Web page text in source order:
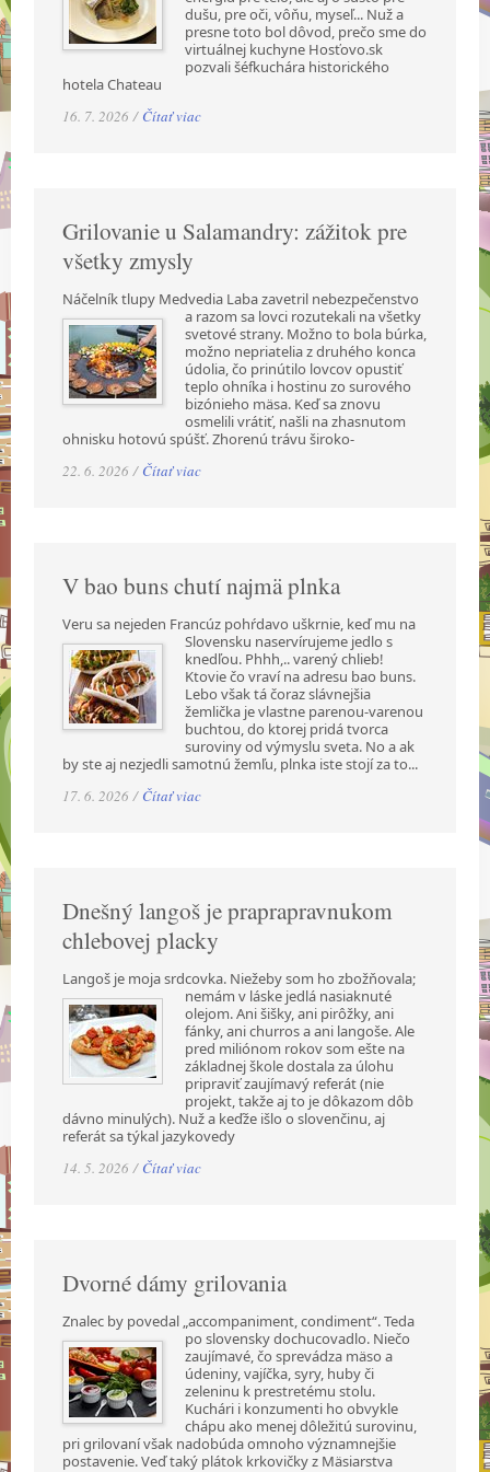
dušu, pre oči, vôňu, myseľ... Nuž a
presne toto bol dôvod, prečo sme do
virtuálnej kuchyne Hosťovo.sk
pozvali šéfkuchára historického
hotela Chateau
16. 7. 2026 / Čítať viac
Grilovanie u Salamandry: zážitok pre
všetky zmysly
Náčelník tlupy Medvedia Laba zavetril nebezpečenstvo
a razom sa lovci rozutekali na všetky
svetové strany. Možno to bola búrka,
možno nepriatelia z druhého konca
údolia, čo prinútilo lovcov opustiť
teplo ohníka i hostinu zo surového
bizónieho mäsa. Keď sa znovu
osmelili vrátiť, našli na zhasnutom
ohnisku hotovú spúšť. Zhorenú trávu široko-
22. 6. 2026 / Čítať viac
V bao buns chutí najmä plnka
Veru sa nejeden Francúz pohŕdavo uškrnie, keď mu na
Slovensku naservírujeme jedlo s
knedľou. Phhh,.. varený chlieb!
Ktovie čo vraví na adresu bao buns.
Lebo však tá čoraz slávnejšia
žemlička je vlastne parenou-varenou
buchtou, do ktorej pridá tvorca
suroviny od výmyslu sveta. No a ak
by ste aj nezjedli samotnú žemľu, plnka iste stojí za to...
17. 6. 2026 / Čítať viac
Dnešný langoš je praprapravnukom
chlebovej placky
Langoš je moja srdcovka. Niežeby som ho zbožňovala;
nemám v láske jedlá nasiaknuté
olejom. Ani šišky, ani pirôžky, ani
fánky, ani churros a ani langoše. Ale
pred miliónom rokov som ešte na
základnej škole dostala za úlohu
pripraviť zaujímavý referát (nie
projekt, takže aj to je dôkazom dôb
dávno minulých). Nuž a keďže išlo o slovenčinu, aj
referát sa týkal jazykovedy
14. 5. 2026 / Čítať viac
Dvorné dámy grilovania
Znalec by povedal „accompaniment, condiment“. Teda
po slovensky dochucovadlo. Niečo
zaujímavé, čo sprevádza mäso a
údeniny, vajíčka, syry, huby či
zeleninu k prestretému stolu.
Kuchári i konzumenti ho obvykle
chápu ako menej dôležitú surovinu,
pri grilovaní však nadobúda omnoho významnejšie
postavenie. Veď taký plátok krkovičky z Mäsiarstva